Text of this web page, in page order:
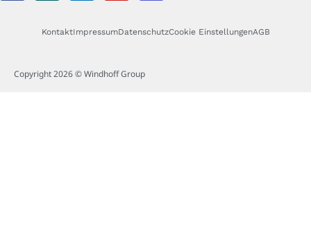
KontaktImpressumDatenschutzCookie EinstellungenAGB
Copyright 2026 © Windhoff Group